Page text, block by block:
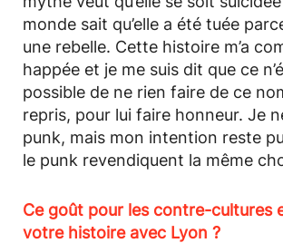
monde sait qu’elle a été tuée
une rebelle. Cette histoire m’a
happée et je me suis dit que ce
possible de ne rien faire de ce
repris, pour lui faire honneur. Je
punk, mais mon intention reste
le punk revendiquent la même
Ce goût pour les contre-cultures
votre histoire avec Lyon ?